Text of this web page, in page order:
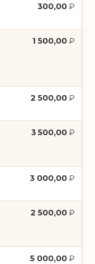
300,00
1 500,00
2 500,00
3 500,00
3 000,00
2 500,00
5 000,00